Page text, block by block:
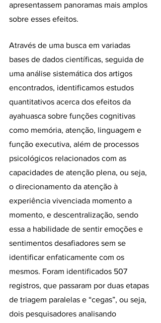
apresentassem panoramas mais amplos
sobre esses efeitos.
Através de uma busca em variadas
bases de dados científicas, seguida de
uma análise sistemática dos artigos
encontrados, identificamos estudos
quantitativos acerca dos efeitos da
ayahuasca sobre funções cognitivas
como memória, atenção, linguagem e
função executiva, além de processos
psicológicos relacionados com as
capacidades de atenção plena, ou seja,
o direcionamento da atenção à
experiência vivenciada momento a
momento, e descentralização, sendo
essa a habilidade de sentir emoções e
sentimentos desafiadores sem se
identificar enfaticamente com os
mesmos. Foram identificados 507
registros, que passaram por duas etapas
de triagem paralelas e “cegas”, ou seja,
dois pesquisadores analisando